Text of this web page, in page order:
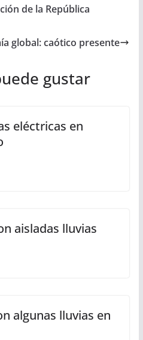
de la República
global: caótico presente
gustar
eléctricas en
aisladas lluvias
algunas lluvias en